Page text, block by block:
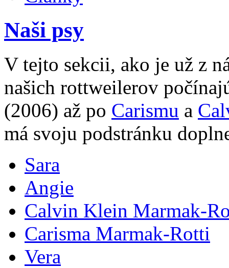
Naši psy
V tejto sekcii, ako je už z
našich rottweilerov
(2006) až po Carismu a
má svoju podstránku
Sara
Angie
Calvin Klein Marmak-
Carisma Marmak-Rotti
Vera